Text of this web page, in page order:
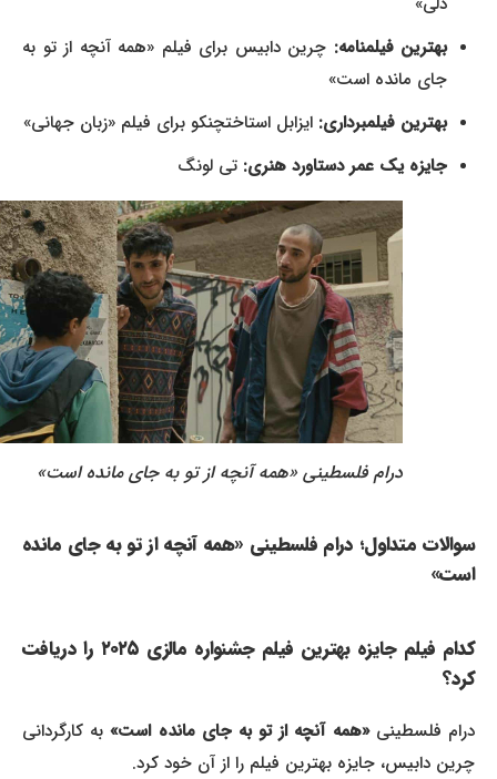
بهترین فیلمنامه:چرین دابیس برای فیلم «همه آنچه از تو به
جای مانده است»
بهترین فیلمبرداری:ایزابل استاختچنکو برای فیلم «زبان جهانی»
جایزه یک عمر دستاورد هنری:تی لونگ
درام فلسطینی «همه آنچه از تو به جای مانده است»
سوالات متداول؛ درام فلسطینی«همه آنچه از تو به جای مانده
است»
کدام فیلم جایزه بهترین فیلم جشنواره مالزی ۲۰۲۵ را دریافت
کرد؟
درام فلسطینی«همه آنچه از تو به جای مانده است»به کارگردانی
چرین دابیس، جایزه بهترین فیلم را از آن خود کرد.